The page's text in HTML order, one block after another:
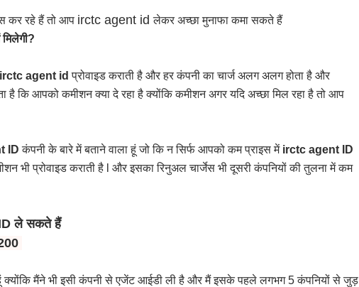
कर रहे हैं तो आप irctc agent idलेकर अच्छा मुनाफा कमा सकते हैं
irctc agent idप्रोवाइड कराती है और हर कंपनी का चार्ज अलग अलग होता है और
है कि आपको कमीशन क्या दे रहा है क्योंकि कमीशन अगर यदि अच्छा मिल रहा है तो आप
ID कंपनी के बारे में बताने वाला हूं जो कि न सिर्फ आपको कम प्राइस में irctc agent ID
भी प्रोवाइड कराती है l और इसका रिनुअल चार्जेस भी दूसरी कंपनियों की तुलना में कम
ले सकते हैं
मैंने भी इसी कंपनी से एजेंट आईडी ली है और मैं इसके पहले लगभग 5 कंपनियों से जुड़